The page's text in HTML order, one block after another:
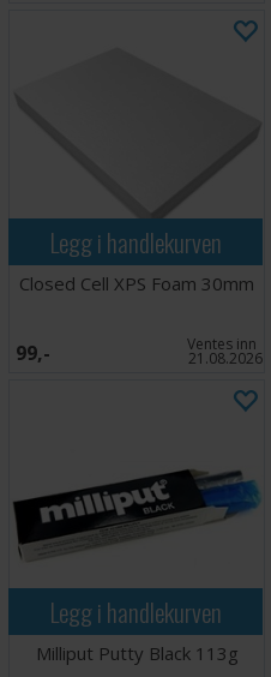
Legg i handlekurven
Closed Cell XPS Foam 30mm
99,- Ventes inn
21.08.2026
Legg i handlekurven
Milliput Putty Black 113g